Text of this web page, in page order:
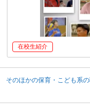
在校生紹介
そのほかの保育・こども系